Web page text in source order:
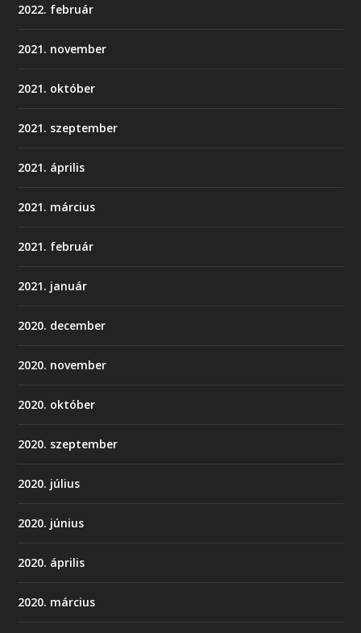
2022. február
2021. november
2021. október
2021. szeptember
2021. április
2021. március
2021. február
2021. január
2020. december
2020. november
2020. október
2020. szeptember
2020. július
2020. június
2020. április
2020. március